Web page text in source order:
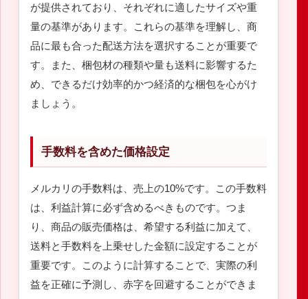
が提供されており、それぞれに適したサイズや重
量の基準があります。これらの基準を理解し、商
品に最も合った配送方法を選択することが重要で
す。また、梱包材の種類や量も送料に影響するた
め、できるだけ効率的かつ経済的な梱包を心がけ
ましょう。
手数料を含めた価格設定
メルカリの手数料は、売上の10%です。この手数料
は、利益計算に必ず含めるべきものです。つま
り、商品の販売価格は、希望する利益に加えて、
送料と手数料を上乗せした金額に設定することが
重要です。このように計算することで、実際の利
益を正確に予測し、赤字を回避することができま